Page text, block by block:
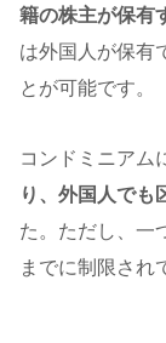
籍の株主が保有
は外国人が保有
とが可能です。
コンドミニアム
り、外国人でも
た。ただし、一
までに制限され